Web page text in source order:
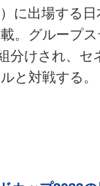
に出場する
。グループ
分けされ、セ
と対戦する。